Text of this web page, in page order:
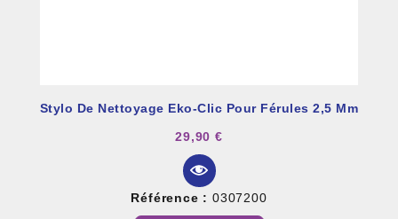
Stylo De Nettoyage Eko-Clic Pour Férules 2,5 Mm
29,90 €
Référence : 0307200